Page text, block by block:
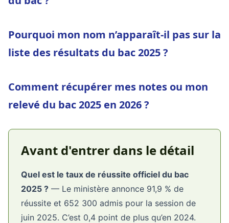
Pourquoi mon nom n’apparaît-il pas sur la
liste des résultats du bac 2025 ?
Comment récupérer mes notes ou mon
relevé du bac 2025 en 2026 ?
Avant d'entrer dans le détail
Quel est le taux de réussite officiel du bac
2025 ? — Le ministère annonce 91,9 % de
réussite et 652 300 admis pour la session de
juin 2025. C’est 0,4 point de plus qu’en 2024.